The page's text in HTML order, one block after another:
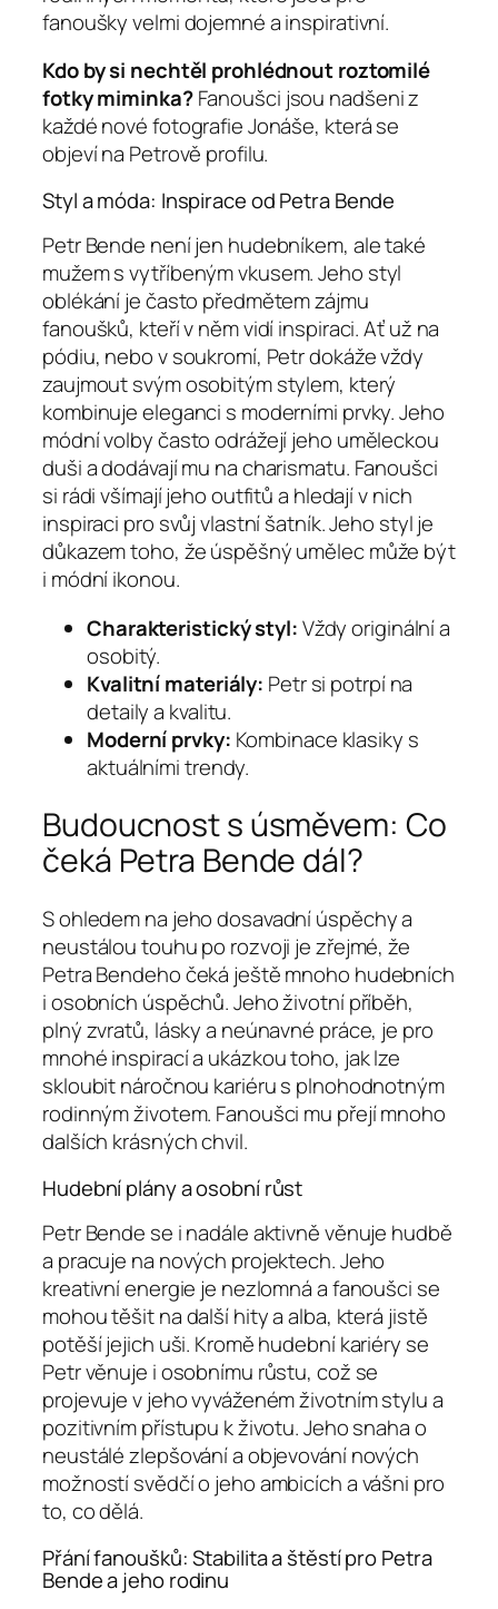
fanoušky velmi dojemné a inspirativní.
Kdo by si nechtěl prohlédnout roztomilé
fotky miminka?Fanoušci jsou nadšeni z
každé nové fotografie Jonáše, která se
objeví na Petrově profilu.
Styl a móda: Inspirace od Petra Bende
Petr Bende není jen hudebníkem, ale také
mužem s vytříbeným vkusem. Jeho styl
oblékání je často předmětem zájmu
fanoušků, kteří v něm vidí inspiraci. Ať už na
pódiu, nebo v soukromí, Petr dokáže vždy
zaujmout svým osobitým stylem, který
kombinuje eleganci s moderními prvky. Jeho
módní volby často odrážejí jeho uměleckou
duši a dodávají mu na charismatu. Fanoušci
si rádi všímají jeho outfitů a hledají v nich
inspiraci pro svůj vlastní šatník. Jeho styl je
důkazem toho, že úspěšný umělec může být
i módní ikonou.
Charakteristický styl:Vždy originální a
osobitý.
Kvalitní materiály: Petr si potrpí na
detaily a kvalitu.
Moderní prvky: Kombinace klasiky s
aktuálními trendy.
Budoucnost s úsměvem: Co
čeká Petra Bende dál?
S ohledem na jeho dosavadní úspěchy a
neustálou touhu po rozvoji je zřejmé, že
Petra Bendeho čeká ještě mnoho hudebních
i osobních úspěchů. Jeho životní příběh,
plný zvratů, lásky a neúnavné práce, je pro
mnohé inspirací a ukázkou toho, jak lze
skloubit náročnou kariéru s plnohodnotným
rodinným životem. Fanoušci mu přejí mnoho
dalších krásných chvil.
Hudební plány a osobní růst
Petr Bende se i nadále aktivně věnuje hudbě
a pracuje na nových projektech. Jeho
kreativní energie je nezlomná a fanoušci se
mohou těšit na další hity a alba, která jistě
potěší jejich uši. Kromě hudební kariéry se
Petr věnuje i osobnímu růstu, což se
projevuje v jeho vyváženém životním stylu a
pozitivním přístupu k životu. Jeho snaha o
neustálé zlepšování a objevování nových
možností svědčí o jeho ambicích a vášni pro
to, co dělá.
Přání fanoušků: Stabilita a štěstí pro Petra
Bende a jeho rodinu